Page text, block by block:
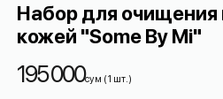
Набор для очищения
кожей "Some By Mi"
195 000сум (1 шт. )